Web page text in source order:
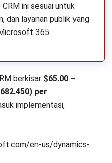
ini sesuai untuk
dan layanan publik yang
365.
berkisar $65.00 –
per
implementasi,
en-us/dynamics-